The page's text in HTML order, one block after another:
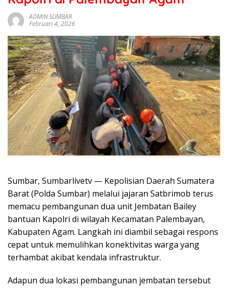
sumbar
tv
live
ADMIN SUMBAR
Februari 4, 2026
Sumbar, Sumbarlivetv — Kepolisian Daerah Sumatera
Barat (Polda Sumbar) melalui jajaran Satbrimob terus
memacu pembangunan dua unit Jembatan Bailey
bantuan Kapolri di wilayah Kecamatan Palembayan,
Kabupaten Agam. Langkah ini diambil sebagai respons
cepat untuk memulihkan konektivitas warga yang
terhambat akibat kendala infrastruktur.
Adapun dua lokasi pembangunan jembatan tersebut